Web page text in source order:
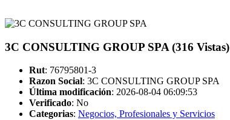
3C CONSULTING GROUP SPA (316 Vistas)
Rut: 76795801-3
Razon Social: 3C CONSULTING GROUP SPA
Última modificación: 2026-08-04 06:09:53
Verificado: No
Categorias: Negocios, Profesionales y Servicios